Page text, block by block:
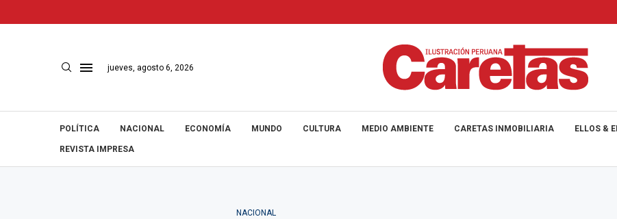
jueves, agosto 6, 2026
POLÍTICA NACIONAL ECONOMÍA MUNDO CULTURA MEDIO AMBIENTE CARETAS INMOBILIARIA ELLOS &
REVISTA IMPRESA
NACIONAL